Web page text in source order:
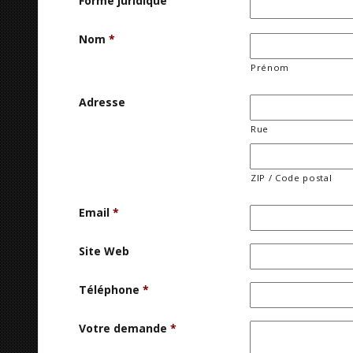
Nom *
Prénom
Adresse
Rue
ZIP / Code postal
Email *
Site Web
Téléphone *
Votre demande *